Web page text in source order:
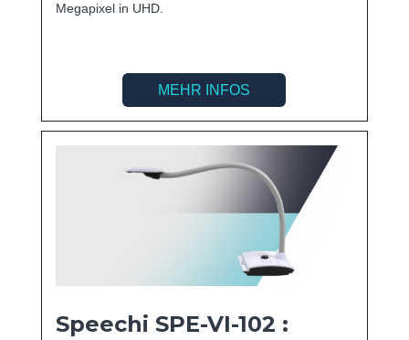
Megapixel in UHD.
MEHR INFOS
Speechi SPE-VI-102 :